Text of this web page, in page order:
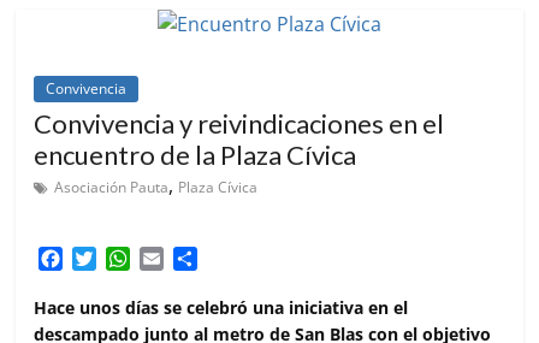
Convivencia
Convivencia y reivindicaciones en el
encuentro de la Plaza Cívica
Asociación Pauta, Plaza Cívica
c
e
i
t
W
a
t
a
i
m
p
Hace unos días se celebró una iniciativa en el
descampado junto al metro de San Blas con el objetivo